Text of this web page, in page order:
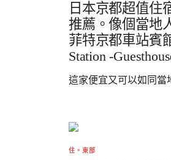
日本京都超值住
推薦。像個當地
菲特京都車站賓
Station -
這家便宜又可以如同當
住。東部